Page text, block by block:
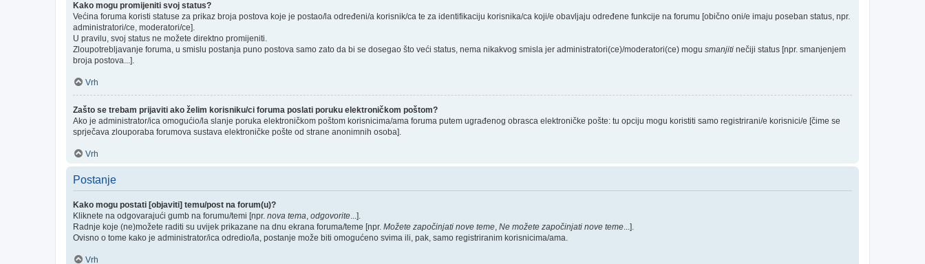
Kako mogu promijeniti svoj status?
Većina foruma koristi statuse za prikaz broja postova koje je postao/la određeni/a korisnik/ca te za identifikaciju korisnika/ca koji/e obavljaju određene funkcije na forumu [obično oni/e imaju poseban status, npr.
administratori/ce, moderatori/ce].
U pravilu, svoj status ne možete direktno promijeniti.
Zloupotrebljavanje foruma, u smislu postanja puno postova samo zato da bi se dosegao što veći status, nema nikakvog smisla jer administratori(ce)/moderatori(ce) mogu smanjiti nečiji status [npr. smanjenjem
broja postova...].
Vrh
Zašto se trebam prijaviti ako želim korisniku/ci foruma poslati poruku elektroničkom poštom?
Ako je administrator/ica omogućio/la slanje poruka elektroničkom poštom korisnicima/ama foruma putem ugrađenog obrasca elektroničke pošte: tu opciju mogu koristiti samo registrirani/e korisnici/e [čime se
sprječava zlouporaba forumova sustava elektroničke pošte od strane anonimnih osoba].
Vrh
Postanje
Kako mogu postati [objaviti] temu/post na forum(u)?
Kliknete na odgovarajući gumb na forumu/temi [npr. nova tema, odgovorite...].
Radnje koje (ne)možete raditi su uvijek prikazane na dnu ekrana foruma/teme [npr. Možete započinjati nove teme, Ne možete započinjati nove teme...].
Ovisno o tome kako je administrator/ica odredio/la, postanje može biti omogućeno svima ili, pak, samo registriranim korisnicima/ama.
Vrh